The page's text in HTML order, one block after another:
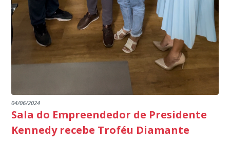
04/06/2024
Sala do Empreendedor de Presidente
Kennedy recebe Troféu Diamante